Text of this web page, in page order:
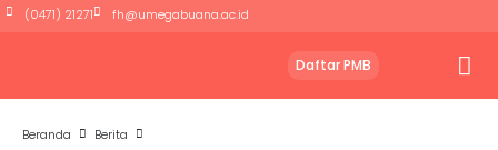
(0471) 21271 fh@umegabuana.ac.id
Daftar PMB
Beranda
Berita